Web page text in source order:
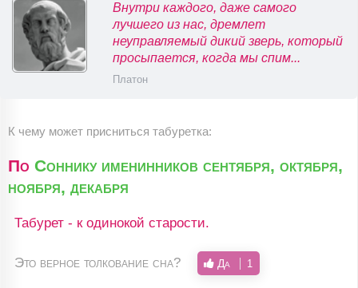
Внутри каждого, даже самого
лучшего из нас, дремлет
неуправляемый дикий зверь, который
просыпается, когда мы спим...
Платон
К чему может присниться табуретка:
По Соннику именинников сентября, октября,
ноября, декабря
Табурет - к одинокой старости.
Это верное толкование сна? Да 1